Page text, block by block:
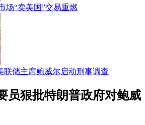
场“卖美国”交易重燃
联储主席鲍威尔启动刑事调查
员狠批特朗普政府对鲍威